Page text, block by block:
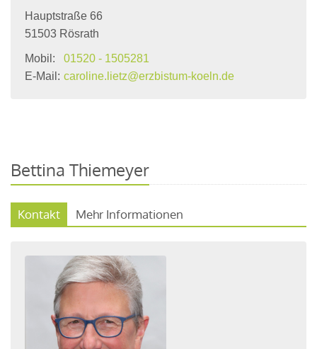
Hauptstraße 66
51503 Rösrath
Mobil:
01520 - 1505281
E-Mail: caroline.lietz@erzbistum-koeln.de
Bettina Thiemeyer
Kontakt Mehr Informationen